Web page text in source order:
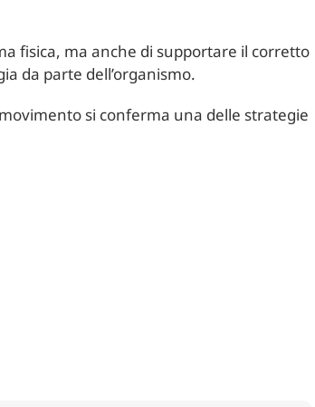
fisica, ma anche di supportare il corretto
da parte dell’organismo.
si conferma una delle strategie